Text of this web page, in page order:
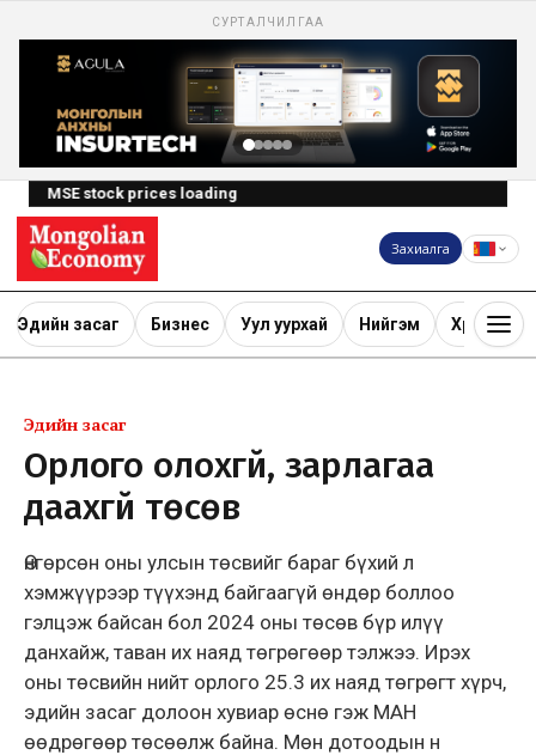
СУРТАЛЧИЛГАА
MSE stock prices loading
Захиалга
Эдийн засаг Бизнес Уул уурхай Нийгэм Хөрөнгө
Эдийн засаг
Орлого олохгүй, зарлагаа
даахгүй төсөв үү
Өнгөрсөн оны улсын төсвийг бараг бүхий л
хэмжүүрээр түүхэнд байгаагүй өндөр боллоо
гэлцэж байсан бол 2024 оны төсөв бүр илүү
данхайж, таван их наяд төгрөгөөр тэлжээ. Ирэх
оны төсвийн нийт орлого 25.3 их наяд төгрөгт хүрч,
эдийн засаг долоон хувиар өснө гэж МАН
өөдрөгөөр төсөөлж байна. Мөн дотоодын н